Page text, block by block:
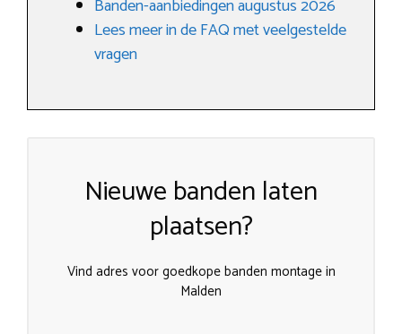
Banden-aanbiedingen augustus 2026
Lees meer in de FAQ met veelgestelde
vragen
Nieuwe banden laten
plaatsen?
Vind adres voor goedkope banden montage in
Malden